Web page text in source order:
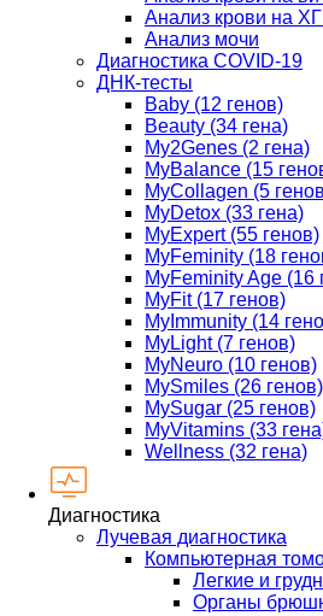
Анализ крови на
Анализ мочи
Диагностика COVID-19
ДНК-тесты
Baby (12 генов)
Beauty (34 гена)
My2Genes (2 гена)
MyBalance (15
MyCollagen (5
MyDetox (33 гена)
MyExpert (55 генов)
MyFeminity (18
MyFeminity Age (16
MyFit (17 генов)
MyImmunity (14
MyLight (7 генов)
MyNeuro (10 генов)
MySmiles (26 генов)
MySugar (25 генов)
MyVitamins (33
Wellness (32 гена)
Диагностика
Лучевая диагностика
Компьютерная
Легкие и
Органы